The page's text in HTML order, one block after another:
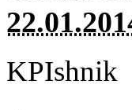
KPIshnik